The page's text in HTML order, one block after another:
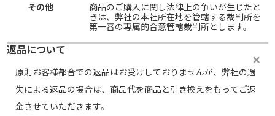
その他
商品のご購入に関し法律上の争いが生じたと
きは、弊社の本社所在地を管轄する裁判所を
第一審の専属的合意管轄裁判所とします。
返品について
原則お客様都合での返品はお受けしておりませんが、弊社の過
失による返品の場合は、商品代を商品と引き換えをもってご返
金させていただきます。